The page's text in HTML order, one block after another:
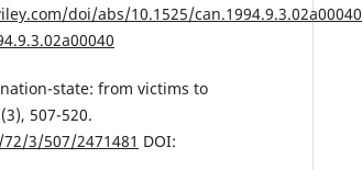
doi/abs/10.1525/can.1994.9.3.02a00040
state: from victims to
507-520.
3/507/2471481 DOI: